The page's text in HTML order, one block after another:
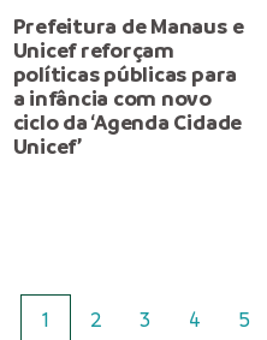
Prefeitura de Manaus e
Unicef reforçam
políticas públicas para
a infância com novo
ciclo da ‘Agenda Cidade
Unicef’
1 2 3 4 5